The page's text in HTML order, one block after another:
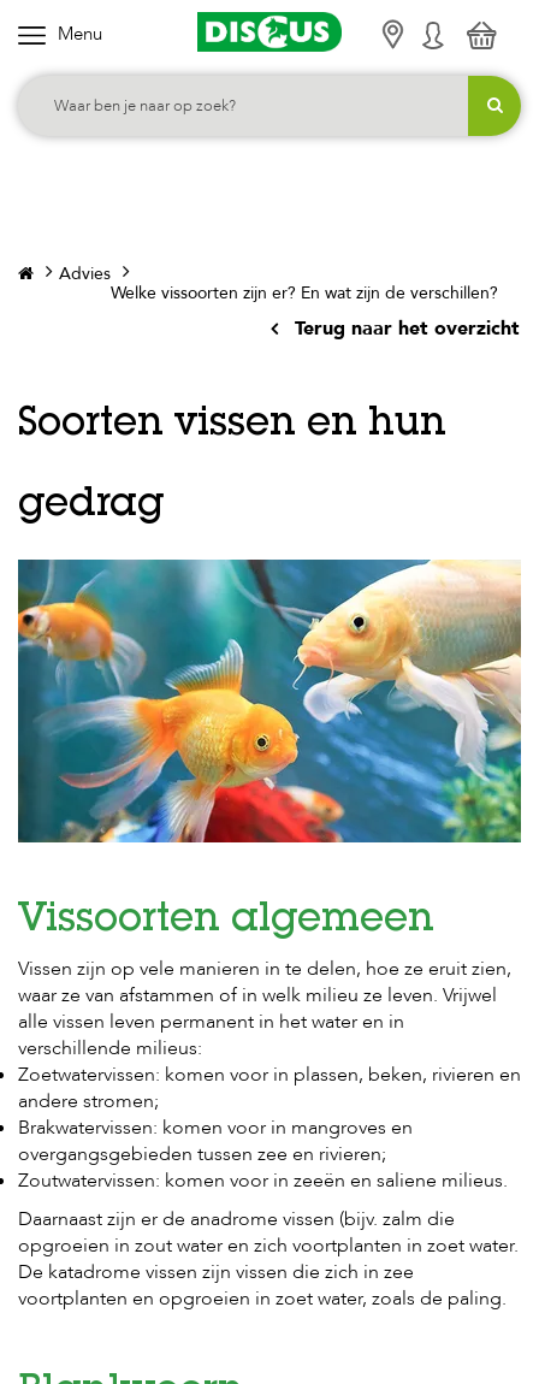
Menu
K
i
e
a
o
i
e
H
o
m
n
d
n
K
a
t
t
e
n
K
a
a
g
d
i
e
Advies
Welke vissoorten zijn er? En wat zijn de verschillen?
Terug naar het overzicht
Soorten vissen en hun
gedrag
Vissoorten algemeen
Vissen zijn op vele manieren in te delen, hoe ze eruit zien,
waar ze van afstammen of in welk milieu ze leven. Vrijwel
alle vissen leven permanent in het water en in
verschillende milieus:
Zoetwatervissen: komen voor in plassen, beken, rivieren en
andere stromen;
Brakwatervissen: komen voor in mangroves en
overgangsgebieden tussen zee en rivieren;
Zoutwatervissen: komen voor in zeeën en saliene milieus.
Daarnaast zijn er de anadrome vissen (bijv. zalm die
opgroeien in zout water en zich voortplanten in zoet water.
De katadrome vissen zijn vissen die zich in zee
voortplanten en opgroeien in zoet water, zoals de paling.